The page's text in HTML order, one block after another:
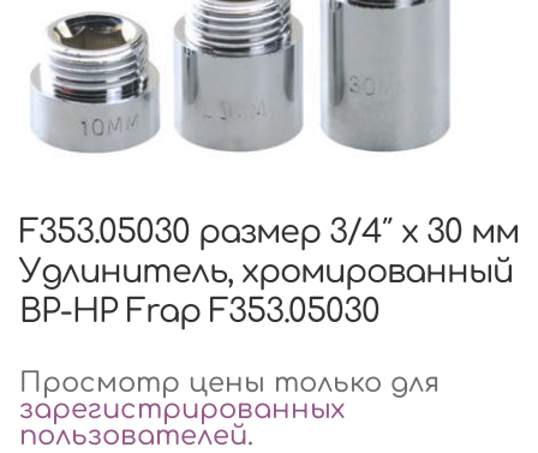
F353.05030 размер 3/4″ x 30 мм
Удлинитель, хромированный
ВР-НР Frap F353.05030
Просмотр цены только для
зарегистрированных
пользователей.